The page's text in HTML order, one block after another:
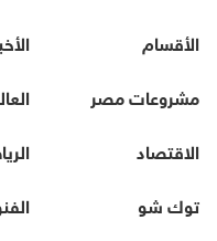
الأقسام
مشروعات مصر
الاقتصاد
توك شو